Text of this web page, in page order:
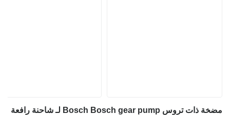
مضخة ذات تروس Bosch Bosch gear pump لـ شاحنة رافعة